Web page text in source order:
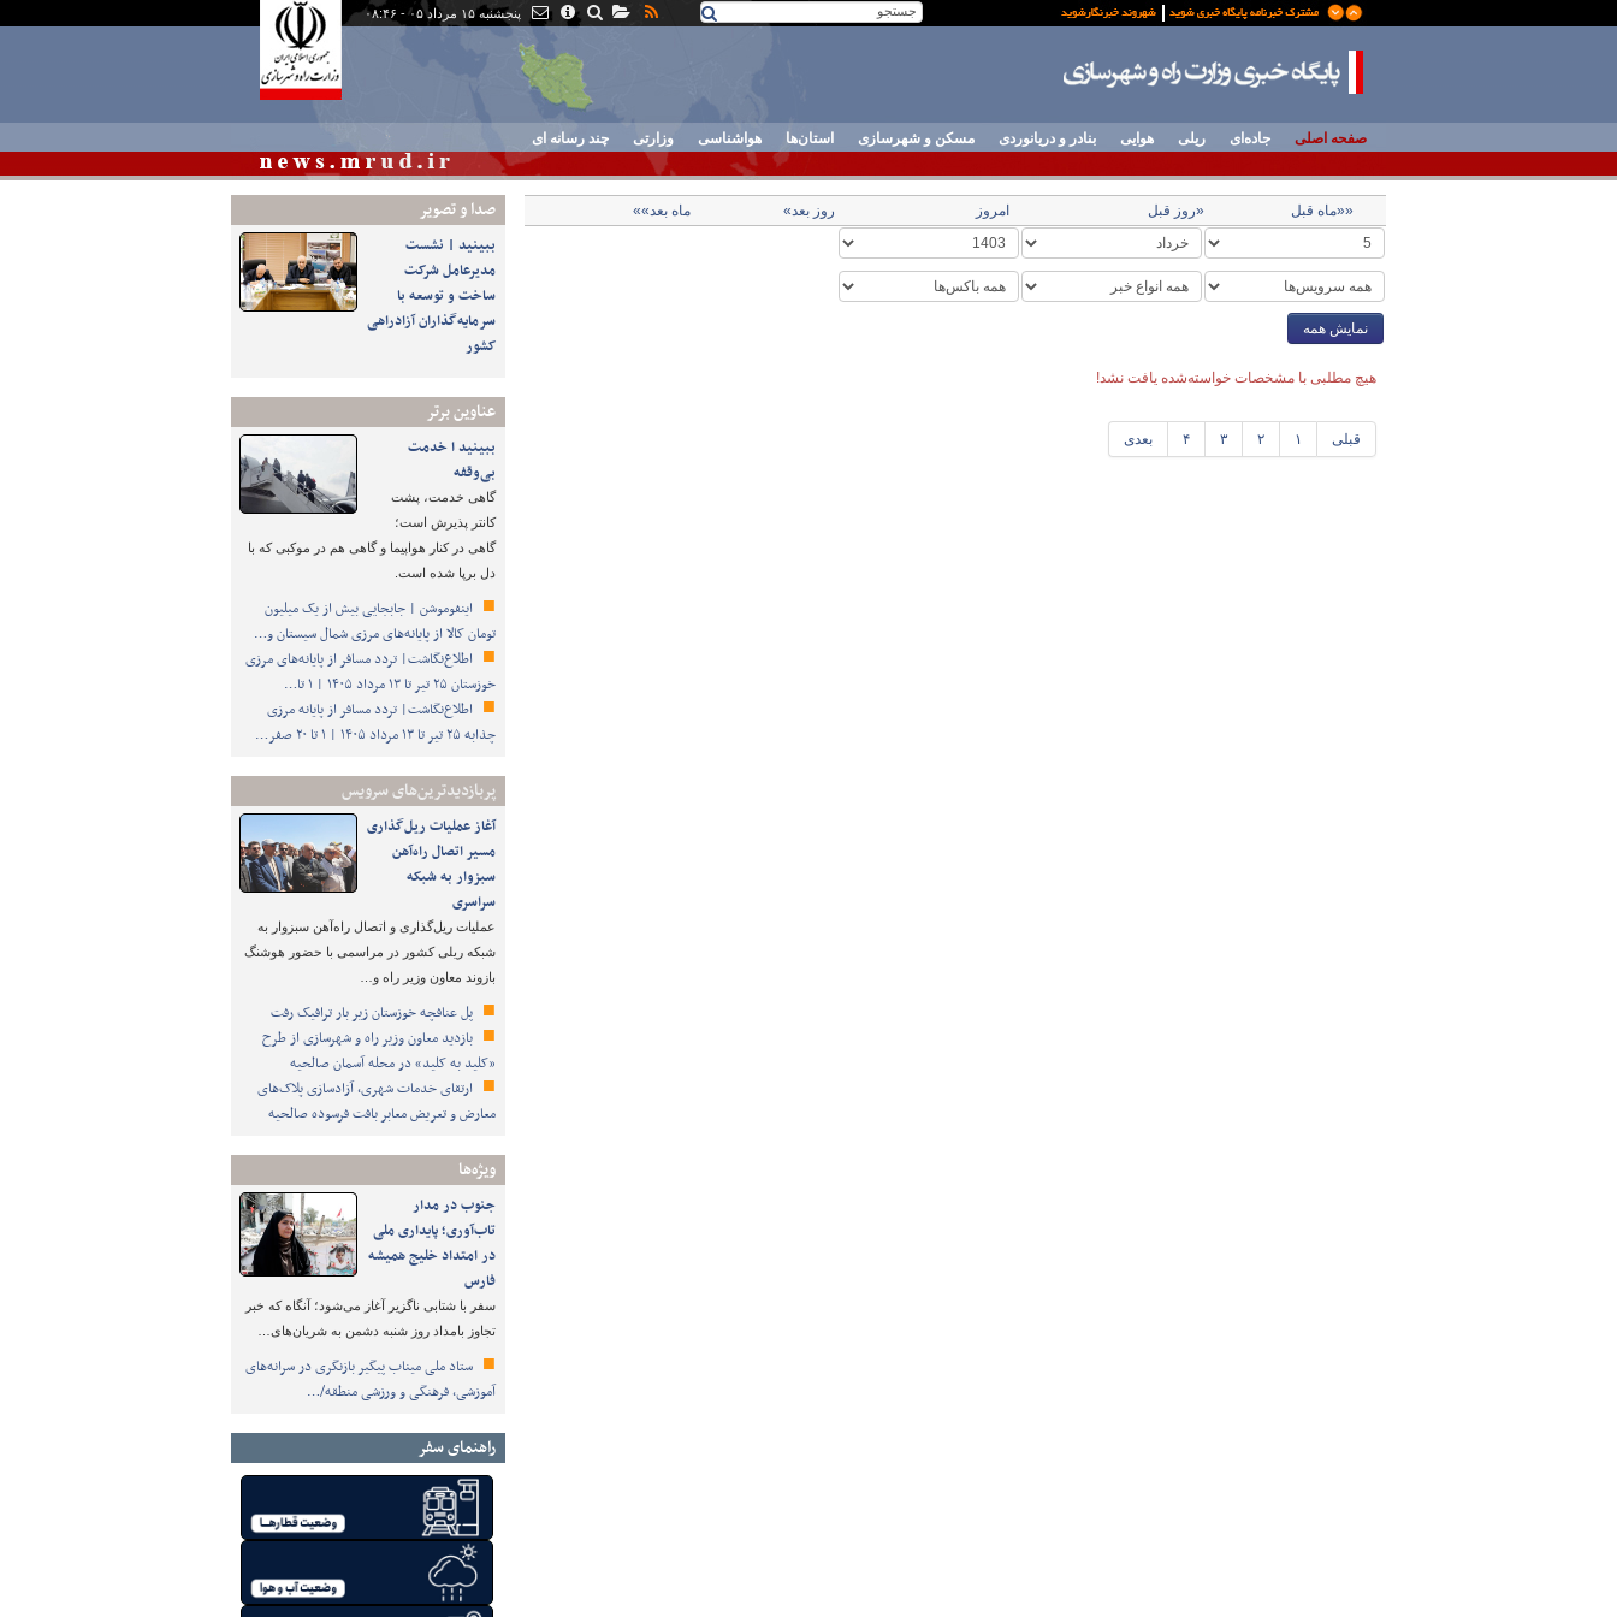
پنجشنبه ۱۵ مرداد ۰۵ - ۰۸:۴۶
صفحه اصلی جاده‌ای ریلی هوایی بنادر و دریانوردی مسکن و شهرسازی استان‌ها هواشناسی وزارتی چند رسانه ای
صدا و تصوير
ببینید | نشست
مدیرعامل شرکت
ساخت و توسعه با
سرمایه‌گذاران آزادراهی
کشور
عناوین برتر
ببینید ا خدمت
بی‌وقفه
گاهی خدمت، پشت
کانتر پذیرش است؛
گاهی در کنار هواپیما و گاهی هم در موکبی که با
دل برپا شده است.
اینفوموشن | جابجایی بیش از یک میلیون
تومان کالا از پایانه‌های مرزی شمال سیستان و…
اطلاع‌نگاشت| تردد مسافر از پایانه‌های مرزی
خوزستان ۲۵ تیر تا ۱۳ مرداد ۱۴۰۵ | ۱ تا…
اطلاع‌نگاشت| تردد مسافر از پایانه‌ مرزی
چذابه ۲۵ تیر تا ۱۳ مرداد ۱۴۰۵ | ۱ تا ۲۰ صفر…
پربازدیدترین‌های سرویس
آغاز عملیات ریل‌گذاری
مسیر اتصال راه‌آهن
سبزوار به شبکه
سراسری
عملیات ریل‌گذاری و اتصال راه‌آهن سبزوار به
شبکه ریلی کشور در مراسمی با حضور هوشنگ
بازوند معاون وزیر راه و…
پل عنافچه خوزستان زیر بار ترافیک رفت
بازدید معاون وزیر راه و شهرسازی از طرح
«کلید به کلید» در محله آسمان صالحیه
ارتقای خدمات شهری، آزادسازی پلاک‌های
معارض و تعریض معابر بافت فرسوده صالحیه
ویژه‌ها
جنوب در مدار
تاب‌آوری؛ پایداری ملی
در امتداد خلیج همیشه
فارس
سفر با شتابی ناگزیر آغاز می‌شود؛ آنگاه که خبر
تجاوز بامداد روز شنبه دشمن به شریان‌های…
ستاد ملی میناب پیگیر بازنگری در سرانه‌های
آموزشی، فرهنگی و ورزشی منطقه/…
راهنمای سفر
««ماه قبل «روز قبل امروز روز بعد» ماه بعد»»
نمایش همه
هیچ مطلبی با مشخصات خواسته‌شده یافت نشد!
قبلی ۱ ۲ ۳ ۴ بعدی